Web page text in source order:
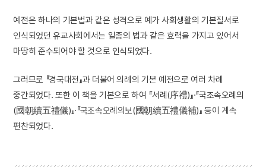
예전은 하나의 기본법과 같은 성격으로 예가 사회생활의 기본질서로
인식되었던 유교사회에서는 일종의 법과 같은 효력을 가지고 있어서
마땅히 준수되어야 할 것으로 인식되었다.
그러므로 『경국대전』과 더불어 의례의 기본 예전으로 여러 차례
중간되었다. 또한 이 책을 기본으로 하여 『서례(序禮)』·『국조속오례의
(國朝續五禮儀)』·『국조속오례의보(國朝續五禮儀補)』 등이 계속
편찬되었다.